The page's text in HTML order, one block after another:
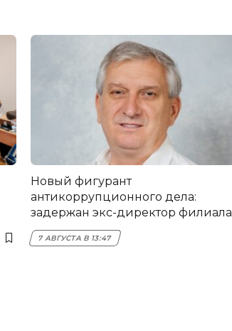
Новый фигурант
антикоррупционного дела:
задержан экс-директор филиала
НЭСК Крымска
7 АВГУСТА В 13:47